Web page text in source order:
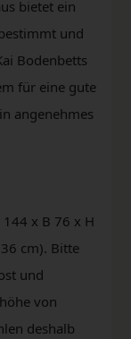
bietet ein
und
Bodenbetts
für eine gute
angenehmes
x B 76 x H
cm). Bitte
und
von
deshalb